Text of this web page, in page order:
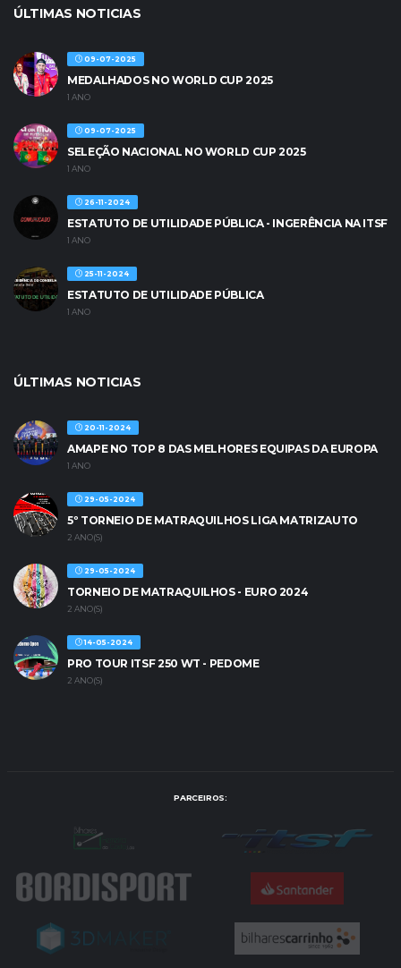
ÚLTIMAS NOTICIAS
09-07-2025
MEDALHADOS NO WORLD CUP 2025
1 ANO
09-07-2025
SELEÇÃO NACIONAL NO WORLD CUP 2025
1 ANO
26-11-2024
ESTATUTO DE UTILIDADE PÚBLICA - INGERÊNCIA NA ITSF
1 ANO
25-11-2024
ESTATUTO DE UTILIDADE PÚBLICA
1 ANO
ÚLTIMAS NOTICIAS
20-11-2024
AMAPE NO TOP 8 DAS MELHORES EQUIPAS DA EUROPA
1 ANO
29-05-2024
5º TORNEIO DE MATRAQUILHOS LIGA MATRIZAUTO
2 ANO(S)
29-05-2024
TORNEIO DE MATRAQUILHOS - EURO 2024
2 ANO(S)
14-05-2024
PRO TOUR ITSF 250 WT - PEDOME
2 ANO(S)
PARCEIROS: